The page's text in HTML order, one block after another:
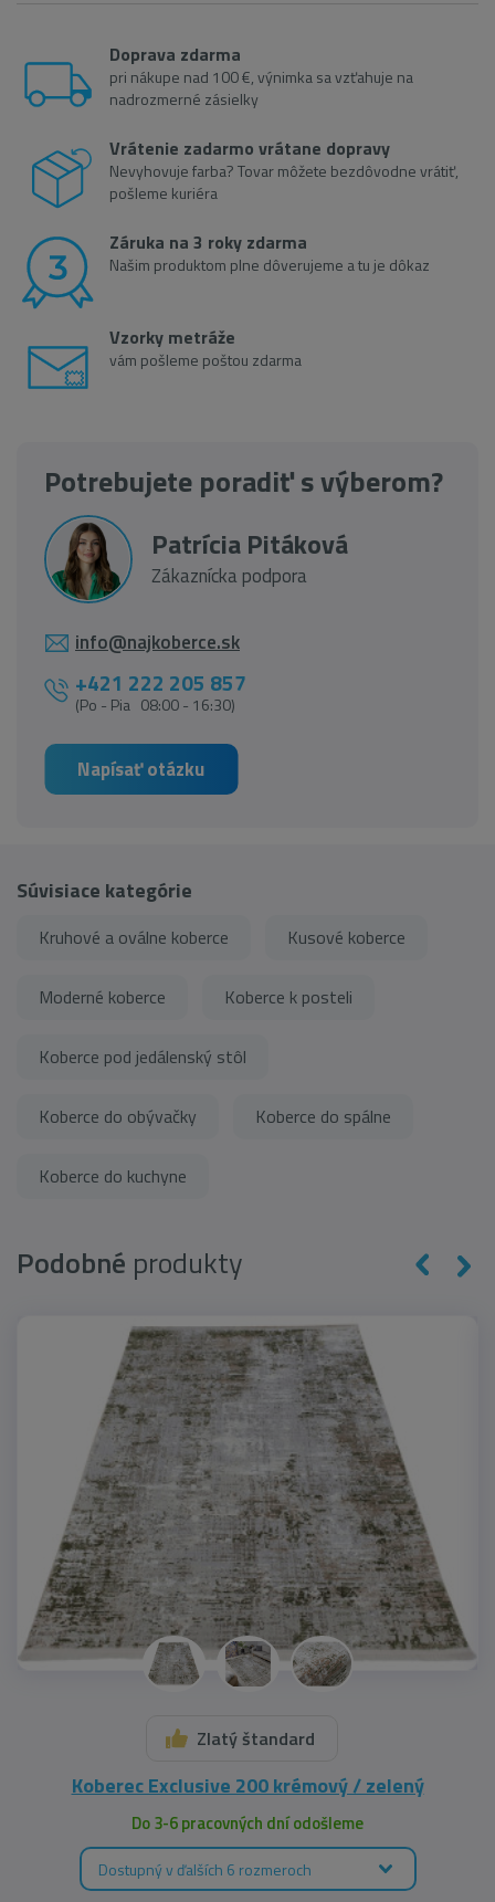
Doprava zdarma
pri nákupe nad 100 €, výnimka sa vzťahuje na
nadrozmerné zásielky
Vrátenie zadarmo vrátane dopravy
Nevyhovuje farba? Tovar môžete bezdôvodne vrátiť,
pošleme kuriéra
Záruka na 3 roky zdarma
Našim produktom plne dôverujeme a tu je dôkaz
Vzorky metráže
vám pošleme poštou zdarma
Potrebujete poradiť s výberom?
Patrícia Pitáková
Zákaznícka podpora
info@najkoberce.sk
+421 222 205 857
(Po - Pia 08:00 - 16:30)
Napísať otázku
Súvisiace kategórie
Kruhové a oválne koberce Kusové koberce
Moderné koberce Koberce k posteli
Koberce pod jedálenský stôl
Koberce do obývačky Koberce do spálne
Koberce do kuchyne
Podobné produkty
Zlatý štandard
Koberec Exclusive 200 krémový / zelený
Do 3-6 pracovných dní odošleme
Dostupný v ďalších 6 rozmeroch